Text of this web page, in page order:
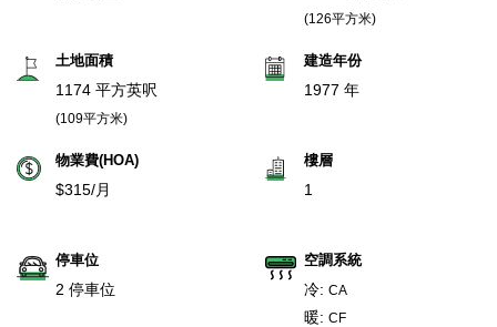
(126平方米)
土地面積
1174 平方英呎
(109平方米)
建造年份
1977 年
物業費(HOA)
$315/月
樓層
1
停車位
2 停車位
空調系統
冷: CA
暖: CF